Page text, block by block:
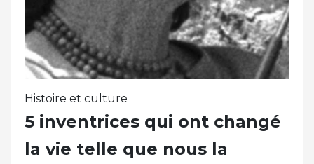
Histoire et culture
5 inventrices qui ont changé
la vie telle que nous la